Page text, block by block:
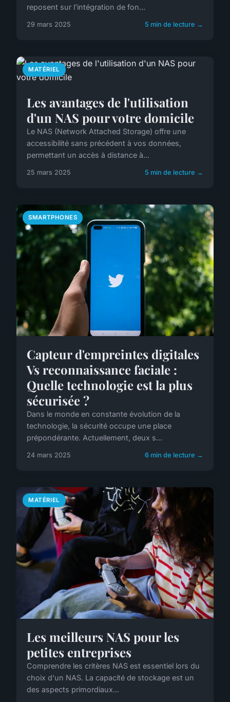
reposent sur l'intégration de fon...
29 mars 2025 5 min de lecture →
MATÉRIEL
Les avantages de l'utilisation
d'un NAS pour votre domicile
Le NAS (Network Attached Storage) offre une
accessibilité sans précédent à vos données,
permettant un accès à distance à...
25 mars 2025 5 min de lecture →
SMARTPHONES
Capteur d'empreintes digitales
Vs reconnaissance faciale :
Quelle technologie est la plus
sécurisée ?
Dans le monde en constante évolution de la
technologie, la sécurité occupe une place
prépondérante. Actuellement, deux s...
24 mars 2025 6 min de lecture →
MATÉRIEL
Les meilleurs NAS pour les
petites entreprises
Comprendre les critères NAS est essentiel lors du
choix d'un NAS. La capacité de stockage est un
des aspects primordiaux...